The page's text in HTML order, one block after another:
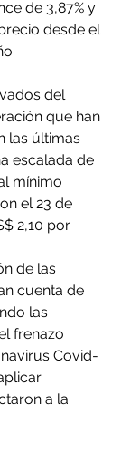
de 3,87% y
desde el
del
que han
las últimas
escalada de
mínimo
el 23 de
2,10 por
de las
cuenta de
las
frenazo
Covid-
a la